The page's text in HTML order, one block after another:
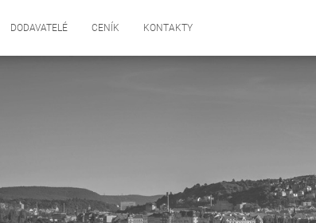
DODAVATELÉ CENÍK KONTAKTY